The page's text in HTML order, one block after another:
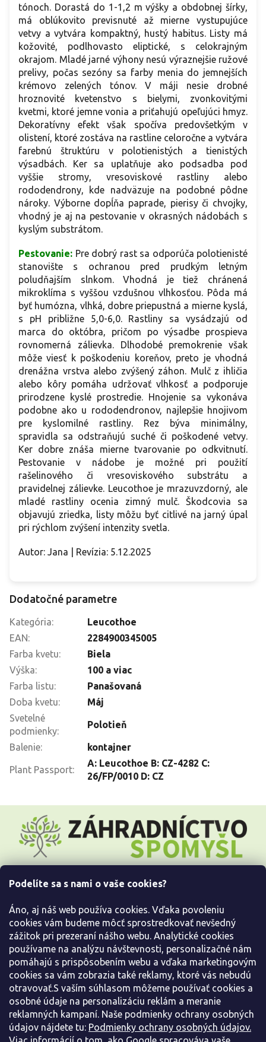
Podelíte sa s nami o vaše cookies?
Áno, aj náš web používa cookies. Vďaka povoleniu
cookies vám budeme môcť sprostredkovať nevšedný
zážitok pri prezeraní nášho webu. Analytické cookies
používame na analýzu návštevnosti, personalizačné nám
pomáhajú s prispôsobením webu a vďaka marketingovým
cookies sa vám zobrazia také reklamy, ktoré vás nebudú
otravovať.S vaším súhlasom môžeme používať cookies a
osobné údaje na personalizáciu reklám a meranie
reklamných kampaní. Naše podmienky ochrany osobných
údajov nájdete tu: Podmienky ochrany osobných údajov.
tónoch. Dorastá do 1-1,2 m výšky a obdobnej šírky,
má oblúkovito previsnuté až mierne vystupujúce
vetvy a vytvára kompaktný, hustý habitus. Listy má
kožovité, podlhovasto eliptické, s celokrajným
okrajom. Mladé jarné výhony nesú výraznejšie ružové
prelivy, počas sezóny sa farby menia do jemnejších
krémovo zelených tónov. V máji nesie drobné
hroznovité kvetenstvo s bielymi, zvonkovitými
kvetmi, ktoré jemne vonia a priťahujú opeľujúci hmyz.
Dekoratívny efekt však spočíva predovšetkým v
olistení, ktoré zostáva na rastline celoročne a vytvára
farebnú štruktúru v polotienistých a tienistých
výsadbách. Ker sa uplatňuje ako podsadba pod
vyššie stromy, vresoviskové rastliny alebo
rododendrony, kde nadväzuje na podobné pôdne
nároky. Výborne dopĺňa paprade, pierisy či chvojky,
vhodný je aj na pestovanie v okrasných nádobách s
kyslým substrátom.
Pestovanie: Pre dobrý rast sa odporúča polotienisté
stanovište s ochranou pred prudkým letným
poludňajším slnkom. Vhodná je tiež chránená
mikroklíma s vyššou vzdušnou vlhkosťou. Pôda má
byť humózna, vlhká, dobre priepustná a mierne kyslá,
s pH približne 5,0-6,0. Rastliny sa vysádzajú od
marca do októbra, pričom po výsadbe prospieva
rovnomerná zálievka. Dlhodobé premokrenie však
môže viesť k poškodeniu koreňov, preto je vhodná
drenážna vrstva alebo zvýšený záhon. Mulč z ihličia
alebo kôry pomáha udržovať vlhkosť a podporuje
prirodzene kyslé prostredie. Hnojenie sa vykonáva
podobne ako u rododendronov, najlepšie hnojivom
pre kyslomilné rastliny. Rez býva minimálny,
spravidla sa odstraňujú suché či poškodené vetvy.
Ker dobre znáša mierne tvarovanie po odkvitnutí.
Pestovanie v nádobe je možné pri použití
rašelinového či vresoviskového substrátu a
pravidelnej zálievke. Leucothoe je mrazuvzdorný, ale
mladé rastliny ocenia zimný mulč. Škodcovia sa
objavujú zriedka, listy môžu byť citlivé na jarný úpal
pri rýchlom zvýšení intenzity svetla.
Autor: Jana | Revízia: 5.12.2025
Dodatočné parametre
Kategória:
Leucothoe
EAN:
2284900345005
Farba kvetu:
Biela
Výška:
100 a viac
Farba listu:
Panašovaná
Doba kvetu:
Máj
Svetelné
podmienky:
Polotieň
Balenie: kontajner
Plant Passport:
A: Leucothoe B: CZ-4282 C:
26/FP/0010 D: CZ
t
Informácie pre Vás
Kontaktujte nás